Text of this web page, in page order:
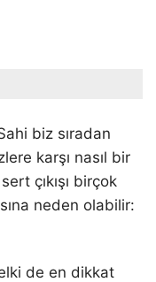
biz sıradan
karşı nasıl bir
çıkışı birçok
neden olabilir:
de en dikkat